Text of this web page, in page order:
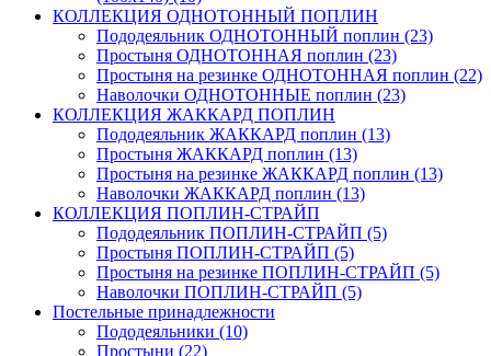
КОЛЛЕКЦИЯ ОДНОТОННЫЙ ПОПЛИН
Пододеяльник ОДНОТОННЫЙ поплин (23)
Простыня ОДНОТОННАЯ поплин (23)
Простыня на резинке ОДНОТОННАЯ поплин (22)
Наволочки ОДНОТОННЫЕ поплин (23)
КОЛЛЕКЦИЯ ЖАККАРД ПОПЛИН
Пододеяльник ЖАККАРД поплин (13)
Простыня ЖАККАРД поплин (13)
Простыня на резинке ЖАККАРД поплин (13)
Наволочки ЖАККАРД поплин (13)
КОЛЛЕКЦИЯ ПОПЛИН-СТРАЙП
Пододеяльник ПОПЛИН-СТРАЙП (5)
Простыня ПОПЛИН-СТРАЙП (5)
Простыня на резинке ПОПЛИН-СТРАЙП (5)
Наволочки ПОПЛИН-СТРАЙП (5)
Постельные принадлежности
Пододеяльники (10)
Простыни (22)